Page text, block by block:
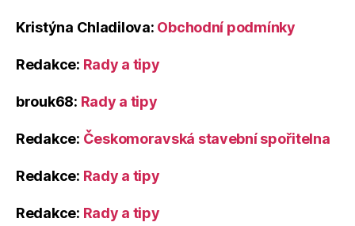
Kristýna Chladilova: Obchodní podmínky
Redakce: Rady a tipy
brouk68: Rady a tipy
Redakce: Českomoravská stavební spořitelna
Redakce: Rady a tipy
Redakce: Rady a tipy